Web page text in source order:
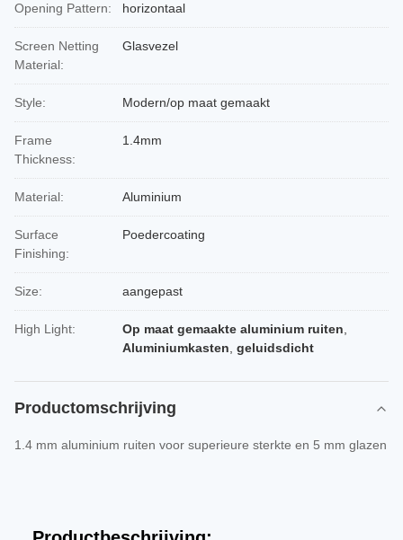
Opening Pattern: horizontaal
Screen Netting
Material:
Glasvezel
Style: Modern/op maat gemaakt
Frame
Thickness:
1.4mm
Material: Aluminium
Surface
Finishing:
Poedercoating
Size: aangepast
High Light: Op maat gemaakte aluminium ruiten
Aluminiumkasten geluidsdicht
Productomschrijving
1.4 mm aluminium ruiten voor superieure sterkte en 5 mm glazen